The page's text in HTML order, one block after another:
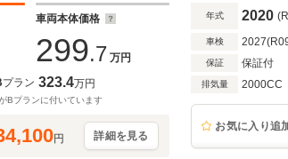
レコ 禁煙車
車両本体価格
299.7 万円
プラン 323.4万円
Bプランに付いています
円 詳細を見る
年式 2020
車検
保証 保証付
排気量 2000CC
お気に入り追